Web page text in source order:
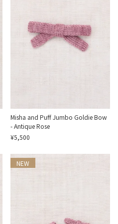
Misha and Puff Jumbo Goldie Bow
- Antique Rose
¥5,500
NEW